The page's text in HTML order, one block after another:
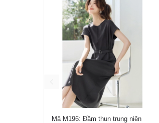
Mã M196: Đầm thun trung niên